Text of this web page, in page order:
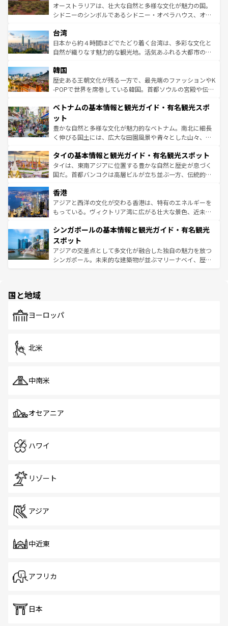
ならではの贅沢な旅のスタイルだ。 なお、新着のアメリカ
情報は コンテンツ一覧 を参照してほしい。
おすすめ。エメラルドグリーンに輝く海をはじめ、豊かな
文化や歴史が息づいている。「アロハスピリット」と呼ば
人々、おいしいローカルフードやハワイアンミュージッ
ク、伝統的なフラダンスなど、すべてがハワイの魅力を彩
っている。訪れるたびに新しい発見と感動が待っているハ
はコンテンツ一覧
オーストラリアは、壮大な自然と多様な文化が魅力の国。
シドニーのシンボルであるシドニー・オペラハウス、オー
リアリーフや大陸中央部にそびえるウルル（エアーズロッ
ク）、タスマニアの美しい原生林やケアンズの熱帯雨林な
ど、見どころがたくさん。また、カフェやワイン、オージ
いる。アクティビティも充実しており、サーフィンやダイ
ビング、ハイキングなど、アウトドア好きにはたまらな
い。オーストラリアの多彩な魅力を存分に味わいつくそ
参照してほしい。
台湾
日本から約４時間ほどでたどり着く台湾は、多彩な文化と
自然が織りなす魅力的な観光地。活気あふれる大都市の台
ン）、静ひつな山岳地帯である台湾東部など、都市の喧騒
と山間の静けさが共存しており、訪れる人に新しい発見と
驚きをもたらしてくれる。また、奥深い台湾の食文化も魅
容にもいいと評判のスイーツなど、バラエティ豊かな料理
照してほしい。
韓国
歴史ある王朝文化が残る一方で、最先端のファッションやK
-POPで世界を席巻している韓国。首都ソウルの宮殿や伝統
き、地方に足を延ばせば四季折々の自然美を楽しむことが
できる。そして、キムチや焼肉、絶品のストリートフード
まで、さまざまな韓国料理が待っている。夜には、韓国な
らではのナイトライフも堪能できる。あたたかいホスピタ
わってみてほしい。 なお、新着の韓国情報はコンテンツ一
覧 を参照してほしい。
ベトナムの基本情報と観光ガイド・有名観光スポ
ット
豊かな自然と多様な文化が魅力的なベトナム。南北に細長
く伸びる国土には、広大な田園風景や青々とした山々、世
急速な発展と共に伝統が息づく。ハノイの古い町並みやホ
ーチミン市のフランス統治時代の建物も、独特の雰囲気を
醸し出している。また、バラエティの豊かさとおいしさで
とつ。フォーやバインミー、ベトナムコーヒーなどは、ぜ
ひ現地で味わいたい。どの地域を訪れてもあたたかい人々
が旅行者を迎えてくれるので、きっと忘れられない旅にな
参照してほしい。
タイの基本情報と観光ガイド・有名観光スポット
タイは、東南アジアに位置する豊かな自然と歴史が息づく
国だ。首都バンコクは高層ビルが立ち並ぶ一方、伝統的な
の活気が交差している。北部ではチェンマイなどの山岳地
帯で自然と触れ合い、南部ではプーケットやクラビの美し
いビーチでリゾート気分を楽しむことができる。タイ料理
激する。気候は一年中温暖で、どの季節にも異なる楽しみ
が待っている。親しみやすいタイの人々、仏教を中心とし
た文化、そして多様な観光資源が、訪れる旅人を魅了し続
ける。 なお、新着のタイ情報はコンテンツ一覧を参照して
香港
アジアと西洋の文化が交わる香港は、特有のエネルギーを
もっている。ヴィクトリア湾に広がる壮大な景色、近未来
み、どこを訪れても感動するはず。観光スポットが密集し
ており、効率よく見どころを回れるのも魅力。息をのむよ
うな絶景から文化的な体験まで、香港を存分に楽しみ尽く
そう。 なお、新着の香港情報はコンテンツ一覧を参照して
シンガポールの基本情報と観光ガイド・有名観光
スポット
アジアの交差点として多文化が融合した独自の魅力を放つ
シンガポール。未来的な建築物が並ぶマリーナベイ、歴史
で、ホーカーズは地元の風情を楽しめる外せないスポット
国と地域
ヨーロッパ
北米
中南米
オセアニア
ハワイ
リゾート
アジア
中近東
アフリカ
日本